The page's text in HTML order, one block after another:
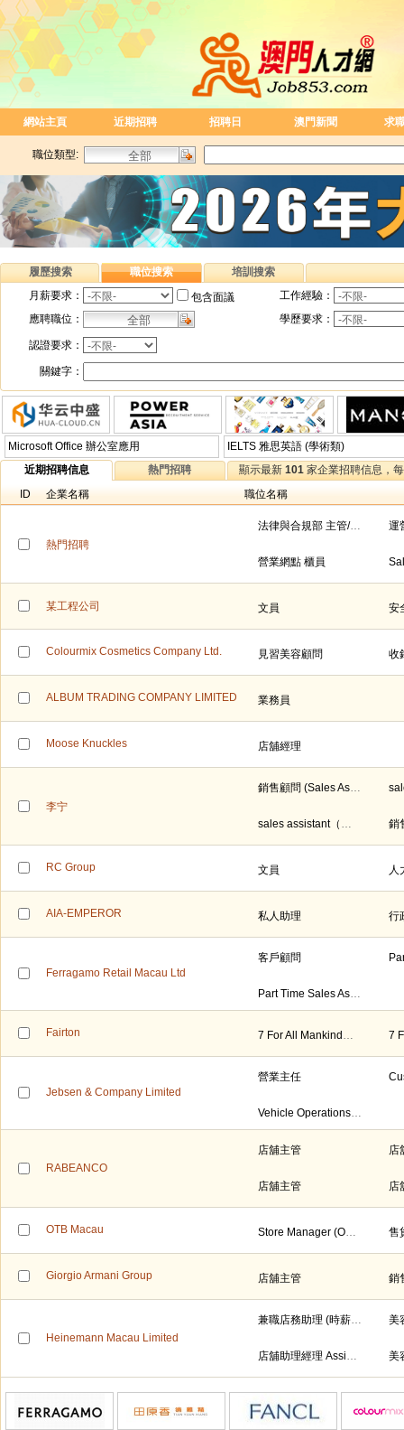
網站主頁 近期招聘 招聘日 澳門新聞 求
職位類型:
履歷搜索 職位搜索
培訓搜索
月薪要求：
包含面議
工作經驗：
應聘職位：
學歷要求：
認證要求：
關鍵字：
Microsoft Office 辦公室應用
IELTS 雅思英語 (學術類)
近期招聘信息
熱門招聘 顯示最新 101 家企業招聘信息，
ID
企業名稱 職位名稱
熱門招聘
法律與合規部 主管/主辦崗
營業網點 櫃員
某工程公司 文員 安
Colourmix Cosmetics Company Ltd. 見習美容顧問 收
ALBUM TRADING COMPANY LIMITED 業務員
Moose Knuckles 店舖經理
李宁
銷售顧問 (Sales Associate)
sales assistant（售貨員）
RC Group 文員 人
AIA-EMPEROR 私人助理 行
Ferragamo Retail Macau Ltd
客戶顧問
Part Time Sales Assistant 兼職店鋪助理
Fairton 7 For All Mankind店舖經理/副經理
Jebsen & Company Limited
營業主任
Vehicle Operations Coordinator (車輛營運協調員)
RABEANCO
店舖主管 店
店舖主管 店
OTB Macau Store Manager (OTB Group - Maison Margiela)
Giorgio Armani Group 店舖主管 銷
Heinemann Macau Limited
兼職店務助理 (時薪$70) 美
店舖助理經理 Assistant Store Manager 美